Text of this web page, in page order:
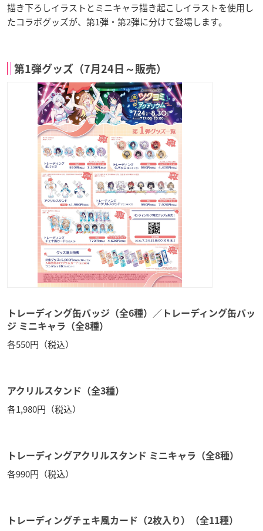
描き下ろしイラストとミニキャラ描き起こしイラストを使用し
たコラボグッズが、第1弾・第2弾に分けて登場します。
第1弾グッズ（7月24日～販売）
トレーディング缶バッジ（全6種）／トレーディング缶バッ
ジ ミニキャラ（全8種）
各550円（税込）
アクリルスタンド（全3種）
各1,980円（税込）
トレーディングアクリルスタンド ミニキャラ（全8種）
各990円（税込）
トレーディングチェキ風カード（2枚入り）（全11種）